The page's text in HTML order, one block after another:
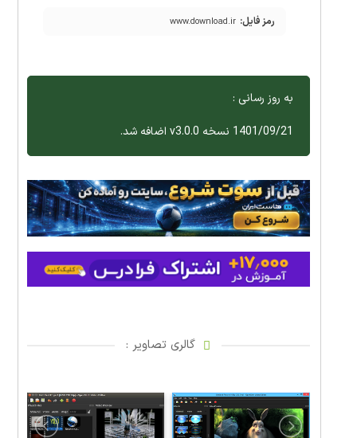
رمز فایل: www.download.ir
به روز رسانی :
1401/09/21 نسخه v3.0.0 اضافه شد.
گالری تصاویر :